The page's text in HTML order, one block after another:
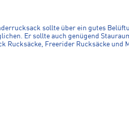
sollte über ein gutes
Er sollte auch genügend
Rucksäcke, Freerider Rucksäcke